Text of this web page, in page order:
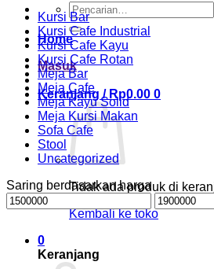
Pencarian
untuk:
Home
Masuk
Keranjang / Rp0.00 0
Tidak ada produk di
Kembali ke toko
0
Keranjang
Kursi Bar
Kursi Cafe Industrial
Kursi Cafe Kayu
Kursi Cafe Rotan
Meja Bar
Meja Cafe
Meja Kayu Solid
Meja Kursi Makan
Sofa Cafe
Stool
Uncategorized
Saring berdasarkan harga
Harga
terendah
Harga
tertinggi